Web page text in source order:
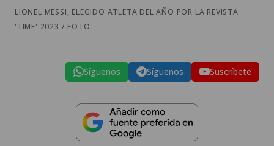
LIONEL MESSI, ELEGIDO ATLETA DEL AÑO POR LA REVISTA
'TIME' 2023 / FOTO:
Síguenos Síguenos Suscríbete